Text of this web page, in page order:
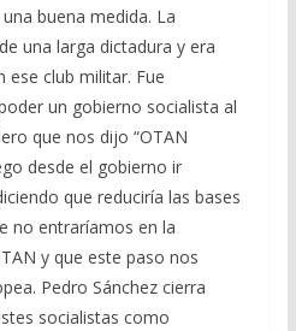
buena medida. La
una larga dictadura y era
ese club militar. Fue
un gobierno socialista al
que nos dijo “OTAN
desde el gobierno ir
que reduciría las bases
no entraríamos en la
y que este paso nos
Pedro Sánchez cierra
socialistas como